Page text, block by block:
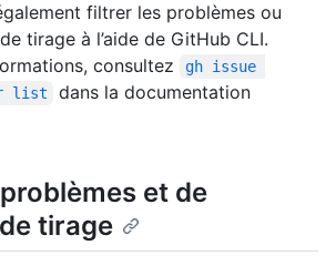
filtrer les problèmes ou
tirage à l’aide de GitHub CLI.
consultez
gh issue
list
dans la documentation
et de
tirage